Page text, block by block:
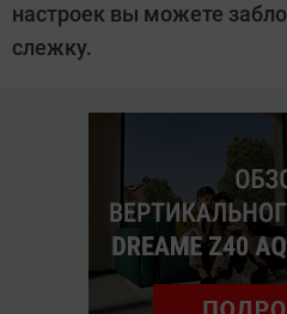
настроек вы можете
слежку.